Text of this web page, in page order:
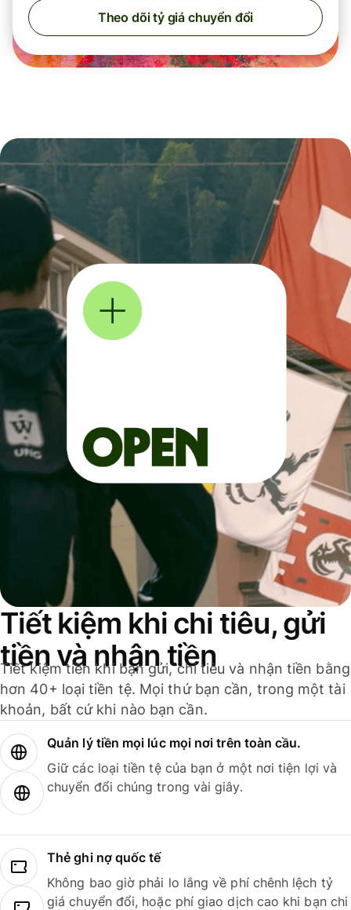
Theo dõi tỷ giá chuyển đổi
Tiết kiệm khi chi tiêu, gửi
tiền và nhận tiền
Tiết kiệm tiền khi bạn gửi, chi tiêu và nhận tiền bằng
hơn 40+ loại tiền tệ. Mọi thứ bạn cần, trong một tài
khoản, bất cứ khi nào bạn cần.
Quản lý tiền mọi lúc mọi nơi trên toàn cầu.
Giữ các loại tiền tệ của bạn ở một nơi tiện lợi và
chuyển đổi chúng trong vài giây.
Thẻ ghi nợ quốc tế
Không bao giờ phải lo lắng về phí chênh lệch tỷ
giá chuyển đổi, hoặc phí giao dịch cao khi bạn chi